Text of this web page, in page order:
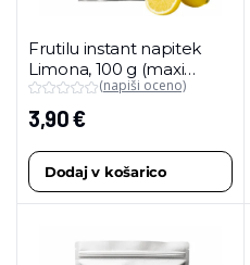
Frutilu instant napitek
Limona, 100 g (maxi
pakiranje)(napiši oceno)
3,90€
Dodaj v košarico